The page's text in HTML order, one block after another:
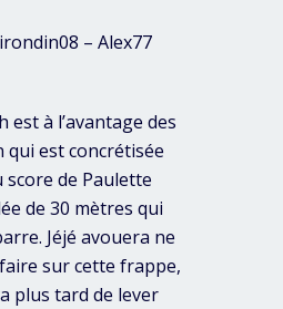
– Alex77
est à l’avantage des
est concrétisée
score de Paulette
de 30 mètres qui
Jéjé avouera ne
sur cette frappe,
plus tard de lever